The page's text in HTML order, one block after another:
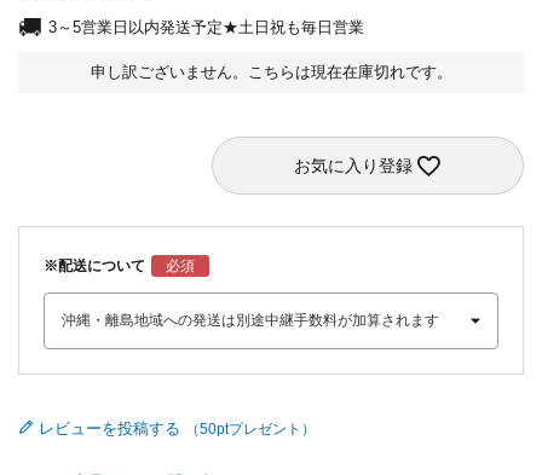
3～5営業日以内発送予定★土日祝も毎日営業
申し訳ございません。こちらは現在在庫切れです。
お気に入り登録
※配送について
レビューを投稿する